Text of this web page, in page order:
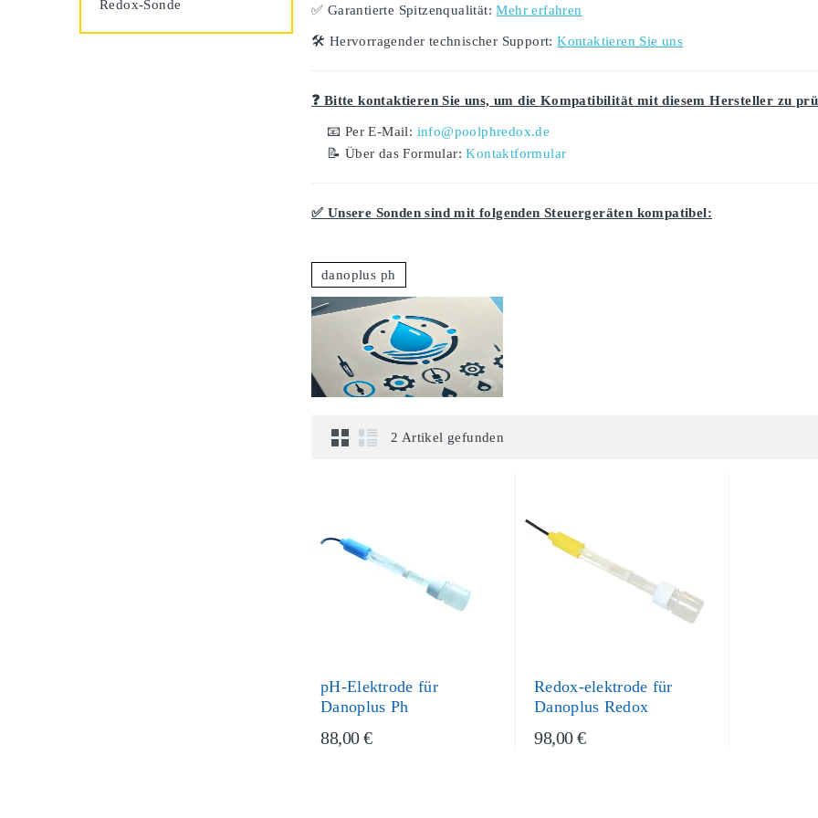
Redox-Sonde ✅ Garantierte Spitzenqualität: Mehr erfahren
🛠️ Hervorragender technischer Support: Kontaktieren Sie uns
❓ Bitte kontaktieren Sie uns, um die Kompatibilität mit diesem Hersteller zu
📧 Per E-Mail: info@poolphredox.de
📝 Über das Formular:Kontaktformular
✅ Unsere Sonden sind mit folgenden Steuergeräten kompatibel:
danoplus ph
2 Artikel gefunden
pH-Elektrode für
Danoplus Ph
88,00 €
Redox-elektrode für
Danoplus Redox
98,00 €